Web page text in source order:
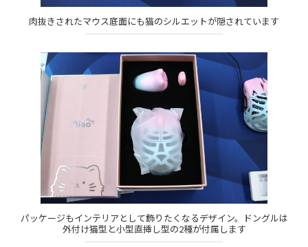
肉抜きされたマウス底面にも猫のシルエットが隠されています
パッケージもインテリアとして飾りたくなるデザイン。ドングルは
外付け猫型と小型直挿し型の2種が付属します